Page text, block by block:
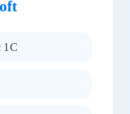
1С